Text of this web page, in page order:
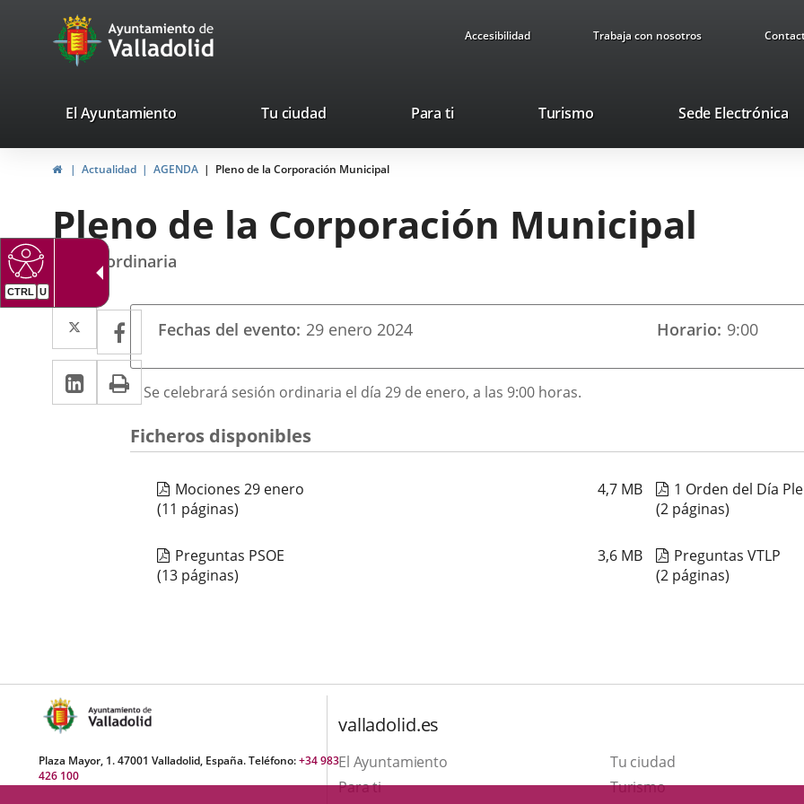
Portal
Web
Ayuntamiento
de
Accesibilidad Trabaja con nosotros
valladolid.es
El Ayuntamiento Tu ciudad Para ti TurismoEste
se
una
ventana
Sede Electrónica
InicioActualidad AGENDA Pleno de la Corporación Municipal
Pleno de la Corporación Municipal
sesión ordinaria
Twitter
Enlace
a
una
aplicación
externa.
Facebook
Enlace
a
una
externa.
LinkedIn
Enlace
a
externa.
Imprimir
del
Fechas del evento 29 enero 2024 Horario 9:00
Descripción
Se celebrará sesión ordinaria el día 29 de enero, a las 9:00 horas.
Ficheros disponibles
Mociones 29 enero 4,7 MB
(11 páginas)
1 Orden del Día
(2 páginas)
Preguntas PSOE 3,6 MB
(13 páginas)
Preguntas VTLP
(2 páginas)
Plaza Mayor, 1. 47001 Valladolid, España. Teléfono:+34 983
426 100
valladolid.es
El Ayuntamiento
Tu ciudad
Para ti
TurismoEste